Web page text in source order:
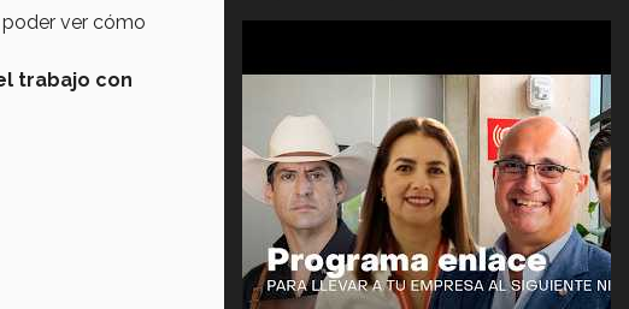
ver cómo
trabajo con